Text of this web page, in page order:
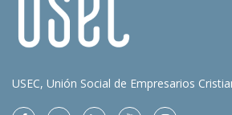
USEC, Unión Social de Empresarios